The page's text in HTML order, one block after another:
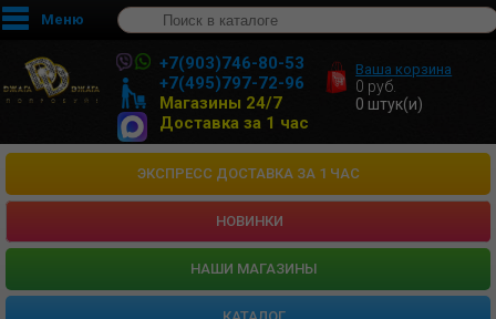
Меню
+7(903)746-80-53
+7(495)797-72-96
Магазины 24/7
Доставка за 1 час
Ваша корзина
0 руб.
0 штук(и)
ЭКСПРЕСС ДОСТАВКА ЗА 1 ЧАС
НОВИНКИ
HАШИ МАГАЗИНЫ